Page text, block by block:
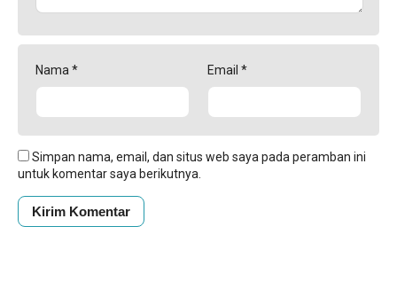
Nama* Email *
Simpan nama, email, dan situs web saya pada peramban ini
untuk komentar saya berikutnya.